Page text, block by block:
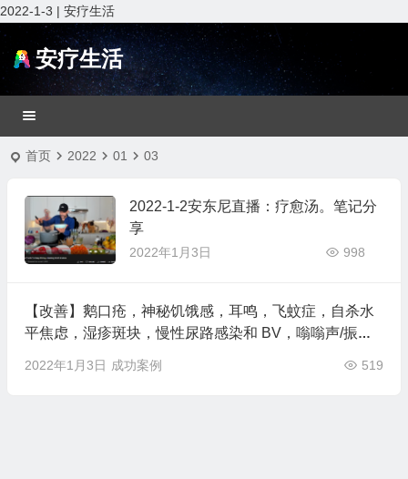
2022-1-3 | 安疗生活
安疗生活
首页 2022 01 03
2022-1-2安东尼直播：疗愈汤。笔记分
享
2022年1月3日 998
【改善】鹅口疮，神秘饥饿感，耳鸣，飞蚊症，自杀水
平焦虑，湿疹斑块，慢性尿路感染和 BV，嗡嗡声/振动
眠瘫痪等的疗愈INS分享
2022年1月3日 成功案例 519